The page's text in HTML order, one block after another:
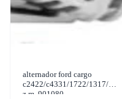
alternador ford cargo
c2422/c4331/1722/1317/2626
z.m. 901080